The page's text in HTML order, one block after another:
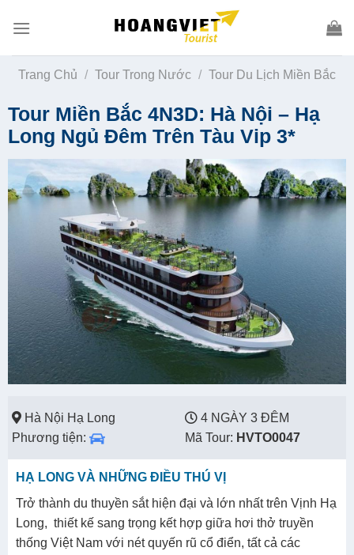
Trang Chủ
/ Tour Trong Nước / Tour Du Lịch Miền Bắc
Tour Miền Bắc 4N3D: Hà Nội – Hạ
Long Ngủ Đêm Trên Tàu Vip 3*
Hà Nội Hạ Long
4 NGÀY 3 ĐÊM
Phương tiện:
Mã Tour: HVTO0047
HẠ LONG VÀ NHỮNG ĐIỀU THÚ VỊ
Trở thành du thuyền sắt hiện đại và lớn nhất trên Vịnh Hạ
Long, thiết kế sang trọng kết hợp giữa hơi thở truyền
thống Việt Nam với nét quyến rũ cổ điển, tất cả các